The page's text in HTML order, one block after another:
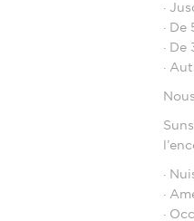
·
·
·
·
·
·
·